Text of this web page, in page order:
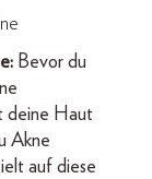
Bevor du
deine Haut
Akne
auf diese